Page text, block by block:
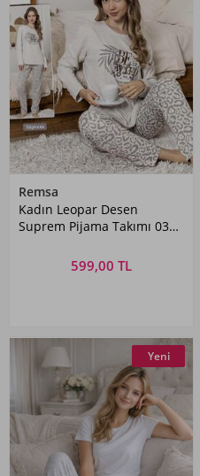
Remsa
Kadın Leopar Desen
Suprem Pijama Takımı 0325
599,00 TL
Yeni